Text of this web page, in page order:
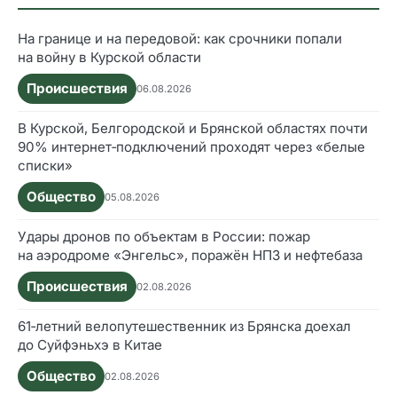
На границе и на передовой: как срочники попали
на войну в Курской области
Происшествия
06.08.2026
В Курской, Белгородской и Брянской областях почти
90% интернет‑подключений проходят через «белые
списки»
Общество
05.08.2026
Удары дронов по объектам в России: пожар
на аэродроме «Энгельс», поражён НПЗ и нефтебаза
Происшествия
02.08.2026
61‑летний велопутешественник из Брянска доехал
до Суйфэньхэ в Китае
Общество
02.08.2026